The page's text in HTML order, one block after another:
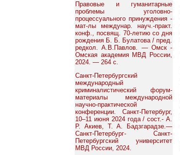
Правовые и гуманитарные
проблемы уголовно-
процессуального принуждения -
мат-лы междунар. науч.-практ.
конф., посвящ. 70-летию со дня
рождения Б. Б. Булатова / пред.
редкол. А.В.Павлов. — Омск -
Омская академия МВД России,
2024. — 264 с.
Санкт-Петербургский
международный
криминалистический форум-
материалы международной
научно-практической
конференции. Санкт-Петербург,
10–11 июня 2024 года / сост.- А.
Р. Акиев, Т. А. Бадзгарадзе.—
Санкт-Петербург- Санкт-
Петербургский университет
МВД России, 2024.